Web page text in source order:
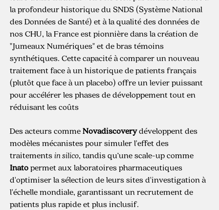
la profondeur historique du SNDS (Système National
des Données de Santé) et à la qualité des données de
nos CHU, la France est pionnière dans la création de
"Jumeaux Numériques" et de bras témoins
synthétiques. Cette capacité à comparer un nouveau
traitement face à un historique de patients français
(plutôt que face à un placebo) offre un levier puissant
pour accélérer les phases de développement tout en
réduisant les coûts
Des acteurs commeNovadiscoverydéveloppent des
modèles mécanistes pour simuler l'effet des
traitementsin silico, tandis qu’une scale-up comme
Inatopermet aux laboratoires pharmaceutiques
d'optimiser la sélection de leurs sites d'investigation à
l'échelle mondiale, garantissant un recrutement de
patients plus rapide et plus inclusif.